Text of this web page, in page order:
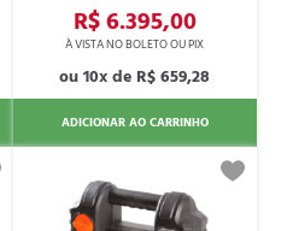
R$ 6.395,00
10x de R$ 659,28
ADICIONAR AO CARRINHO